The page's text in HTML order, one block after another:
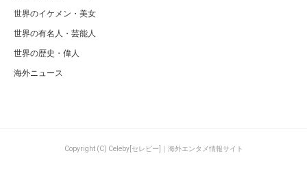
世界のイケメン・美女
世界の有名人・芸能人
世界の歴史・偉人
海外ニュース
Copyright (C) Celeby[セレビー]｜海外エンタメ情報サイト